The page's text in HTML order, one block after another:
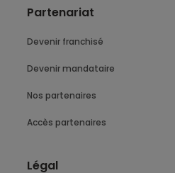
Partenariat
Devenir franchisé
Devenir mandataire
Nos partenaires
Accès partenaires
Légal